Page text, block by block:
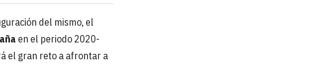
del mismo, el
en el periodo 2020-
el gran reto a afrontar a